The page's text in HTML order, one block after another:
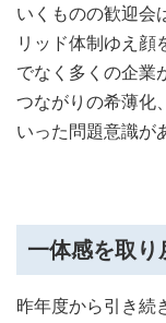
いくものの歓迎会
リッド体制ゆえ顔
でなく多くの企業
つながりの希薄化
いった問題意識が
一体感を取り
昨年度から引き続